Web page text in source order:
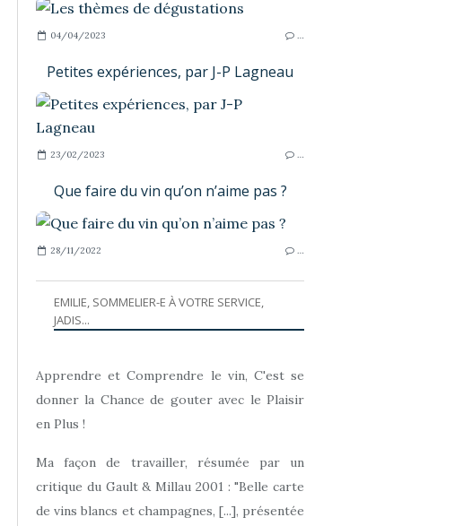
04/04/2023 …
Petites expériences, par J-P Lagneau
23/02/2023 …
Que faire du vin qu’on n’aime pas ?
28/11/2022 …
EMILIE, SOMMELIER-E À VOTRE SERVICE,
JADIS...
Apprendre et Comprendre le vin, C'est se
donner la Chance de gouter avec le Plaisir
en Plus !
Ma façon de travailler, résumée par un
critique du Gault & Millau 2001 : "Belle carte
de vins blancs et champagnes, [...], présentée